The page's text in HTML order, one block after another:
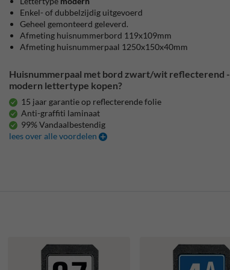
Enkel- of dubbelzijdig uitgevoerd
Geheel gemonteerd geleverd.
Afmeting huisnummerbord 119x109mm
Afmeting huisnummerpaal 1250x150x40mm
Huisnummerpaal met bord zwart/wit reflecterend -
modern lettertype kopen?
15 jaar garantie op reflecterende folie
Anti-graffiti laminaat
99% Vandaalbestendig
lees over alle voordelen